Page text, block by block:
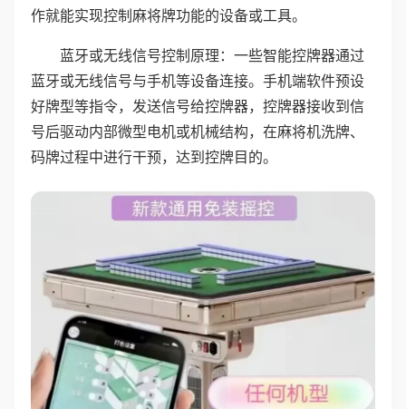
作就能实现控制麻将牌功能的设备或工具。
蓝牙或无线信号控制原理：一些智能控牌器通过
蓝牙或无线信号与手机等设备连接。手机端软件预设
好牌型等指令，发送信号给控牌器，控牌器接收到信
号后驱动内部微型电机或机械结构，在麻将机洗牌、
码牌过程中进行干预，达到控牌目的。